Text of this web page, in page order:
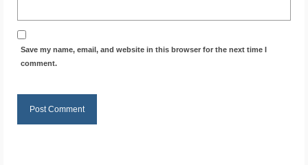
Save my name, email, and website in this browser for the next time I
comment.